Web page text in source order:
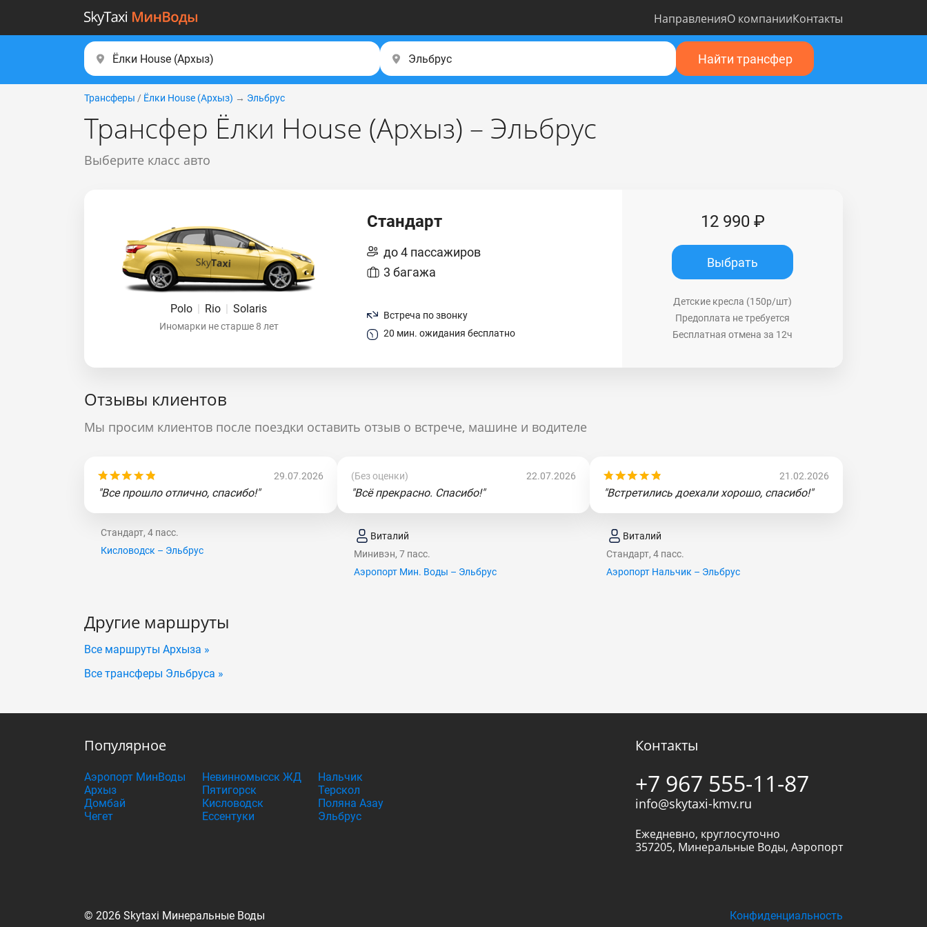
НаправленияО компанииКонтакты
Найти трансфер
Трансферы / Ёлки House (Apxыз) → Эльбрус
Трансфер Ёлки House (Apxыз) – Эльбрус
Выберите класс авто
Polo | Rio | Solaris
Иномарки не старше 8 лет
Стандарт
до 4 пассажиров
3 багажа
Встреча по звонку
20 мин. ожидания бесплатно
12 990 ₽
Выбрать
Детские кресла (150р/шт)
Предоплата не требуется
Бесплатная отмена за 12ч
Отзывы клиентов
Мы просим клиентов после поездки оставить отзыв о встрече, машине и водителе
29.07.2026
"Все прошло отлично, спасибо!"
Стандарт, 4 пасс.
Кисловодск – Эльбрус
(Без оценки) 22.07.2026
"Всё прекрасно. Спасибо!"
Виталий
Минивэн, 7 пасс.
Аэропорт Мин. Воды – Эльбрус
21.02.2026
"Встретились доехали хорошо, спасибо!"
Виталий
Стандарт, 4 пасс.
Аэропорт Нальчик – Эльбрус
Другие маршруты
Все маршруты Архыза »
Все трансферы Эльбруса »
Популярное
Аэропорт МинВоды
Архыз
Домбай
Чегет
Невинномысск ЖД
Пятигорск
Кисловодск
Ессентуки
Нальчик
Терскол
Поляна Азау
Эльбрус
Контакты
+7 967 555-11-87
info@skytaxi-kmv.ru
Ежедневно, круглосуточно
357205, Минеральные Воды, Аэропорт
© 2026 Skytaxi Минеральные Воды Конфиденциальность